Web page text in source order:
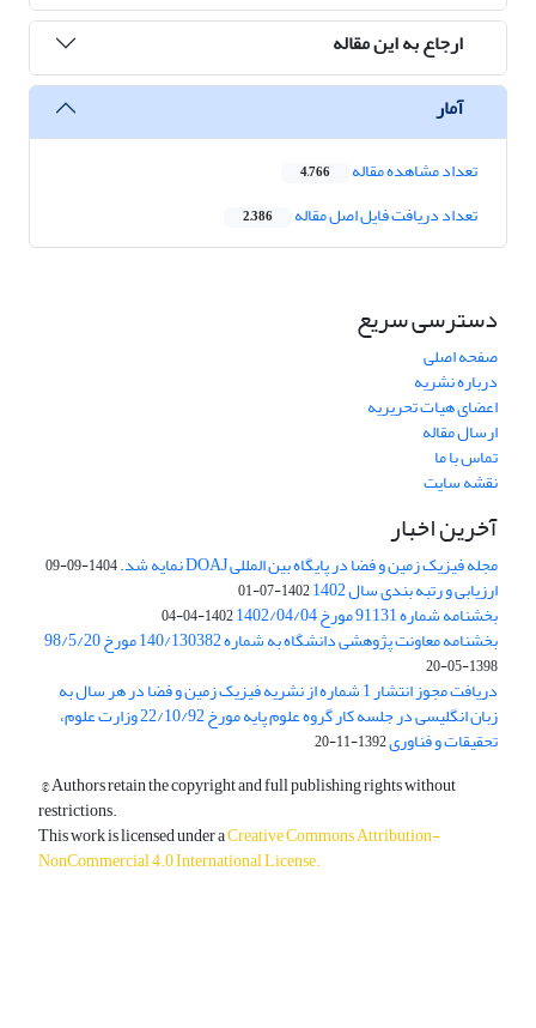
ارجاع به این مقاله
آمار
تعداد مشاهده مقاله 4,766
تعداد دریافت فایل اصل مقاله 2,386
دسترسی سریع
صفحه اصلی
درباره نشریه
اعضای هیات تحریریه
ارسال مقاله
تماس با ما
نقشه سایت
آخرین اخبار
مجله فیزیک زمین و فضا در پایگاه بین المللی DOAJ نمایه شد. 1404-09-09
ارزیابی و رتبه بندی سال 1402 1402-07-01
بخشنامه شماره 91131 مورخ 1402/04/04 1402-04-04
بخشنامه معاونت پژوهشی دانشگاه به شماره 140/130382 مورخ 98/5/20
1398-05-20
دریافت مجوز انتشار 1 شماره از نشریه فیزیک زمین و فضا در هر سال به
زبان انگلیسی در جلسه کار گروه علوم پایه مورخ 22/10/92 وزارت علوم،
تحقیقات و فناوری1392-11-20
© Authors retain the copyright and full publishing rights without
restrictions.
This work is licensed under aCreative Commons Attribution-
NonCommercial 4.0 International License.